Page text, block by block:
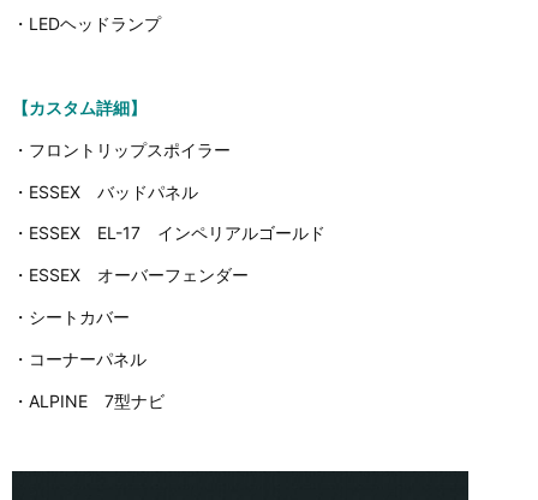
・LEDヘッドランプ
【カスタム詳細】
・フロントリップスポイラー
・ESSEX バッドパネル
・ESSEX EL-17 インペリアルゴールド
・ESSEX オーバーフェンダー
・シートカバー
・コーナーパネル
・ALPINE 7型ナビ